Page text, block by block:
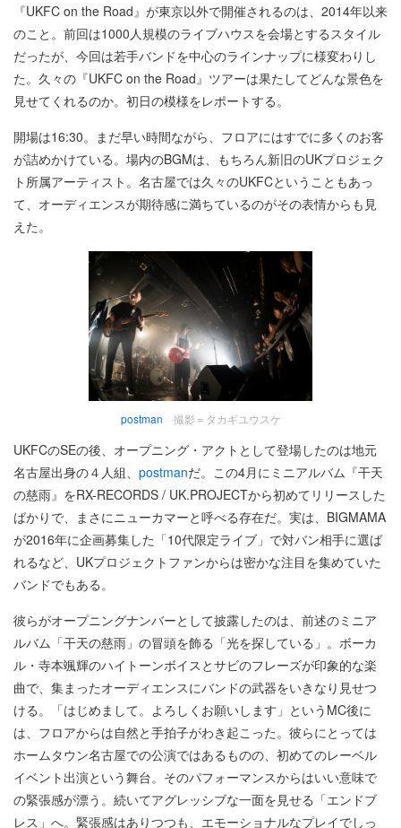
『UKFC on the Road』が東京以外で開催されるのは、2014年以来
のこと。前回は1000人規模のライブハウスを会場とするスタイル
だったが、今回は若手バンドを中心のラインナップに様変わりし
た。久々の『UKFC on the Road』ツアーは果たしてどんな景色を
見せてくれるのか。初日の模様をレポートする。
開場は16:30。まだ早い時間ながら、フロアにはすでに多くのお客
が詰めかけている。場内のBGMは、もちろん新旧のUKプロジェク
ト所属アーティスト。名古屋では久々のUKFCということもあっ
て、オーディエンスが期待感に満ちているのがその表情からも見
えた。
postman 撮影＝タカギユウスケ
UKFCのSEの後、オープニング・アクトとして登場したのは地元
名古屋出身の４人組、 postmanだ。この4月にミニアルバム『干天
の慈雨』をRX-RECORDS / UK.PROJECTから初めてリリースした
ばかりで、まさにニューカマーと呼べる存在だ。実は、BIGMAMA
が2016年に企画募集した「10代限定ライブ」で対バン相手に選ば
れるなど、UKプロジェクトファンからは密かな注目を集めていた
バンドでもある。
彼らがオープニングナンバーとして披露したのは、前述のミニア
ルバム「干天の慈雨」の冒頭を飾る「光を探している」。ボーカ
ル・寺本颯輝のハイトーンボイスとサビのフレーズが印象的な楽
曲で、集まったオーディエンスにバンドの武器をいきなり見せつ
ける。「はじめまして。よろしくお願いします」というMC後に
は、フロアからは自然と手拍子がわき起こった。彼らにとっては
ホームタウン名古屋での公演ではあるものの、初めてのレーベル
イベント出演という舞台。そのパフォーマンスからはいい意味で
の緊張感が漂う。続いてアグレッシブな一面を見せる「エンドブ
レス」へ。緊張感はありつつも、エモーショナルなプレイでしっ